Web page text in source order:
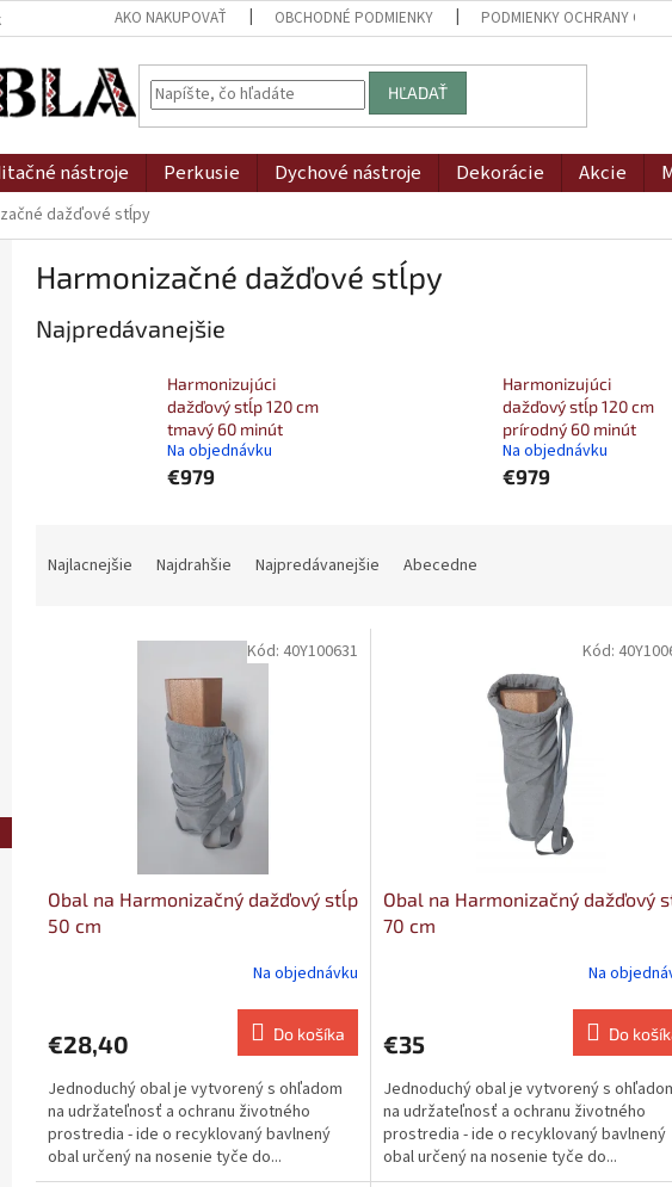
AKO NAKUPOVAŤ OBCHODNÉ PODMIENKY PODMIENKY OCHRANY
HĽADAŤ
nástroje Perkusie Dychové nástroje Dekorácie Akcie
dažďové stĺpy
Harmonizačné dažďové stĺpy
Najpredávanejšie
Harmonizujúci
dažďový stĺp 120 cm
tmavý 60 minút
Na objednávku
€979
Harmonizujúci
dažďový stĺp 120 cm
prírodný 60 minút
Na objednávku
€979
Najlacnejšie Najdrahšie Najpredávanejšie Abecedne
Obal na Harmonizačný dažďový stĺp
50 cm
Na objednávku
€28,40 Do košíka
Jednoduchý obal je vytvorený s ohľadom
na udržateľnosť a ochranu životného
prostredia - ide o recyklovaný bavlnený
obal určený na nosenie tyče do...
Kód: 40Y100631
Obal na Harmonizačný dažďový
70 cm
Na
€35 Do
Jednoduchý obal je vytvorený s
na udržateľnosť a ochranu životného
prostredia - ide o recyklovaný bavlnený
obal určený na nosenie tyče do...
Kód: